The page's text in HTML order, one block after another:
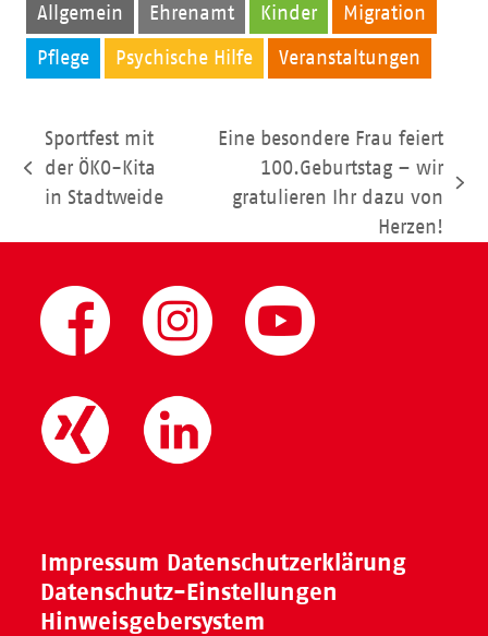
Allgemein Ehrenamt Kinder Migration
Pflege Psychische Hilfe Veranstaltungen
vorheriger
Beitrag:
Sportfest mit
der ÖKO-Kita
in Stadtweide
Nächster
Eine besondere Frau feiert
100.Geburtstag – wir
gratulieren Ihr dazu von
Herzen!
Impressum Datenschutzerklärung
Datenschutz-Einstellungen
Hinweisgebersystem